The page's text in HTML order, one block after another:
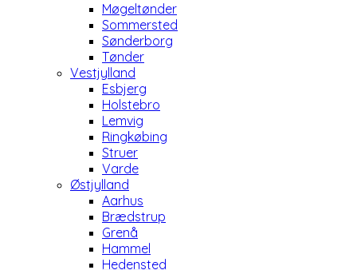
Møgeltønder
Sommersted
Sønderborg
Tønder
Vestjylland
Esbjerg
Holstebro
Lemvig
Ringkøbing
Struer
Varde
Østjylland
Aarhus
Brædstrup
Grenå
Hammel
Hedensted